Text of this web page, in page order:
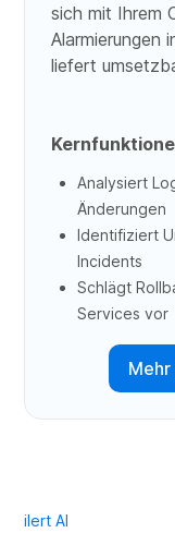
sich mit Ihrem
Alarmierungen
liefert
Analysiert
Änderungen
Identifiziert
Incidents
Schlägt
Services vor
Mehr
ilert AI